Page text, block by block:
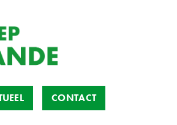
CONTACT